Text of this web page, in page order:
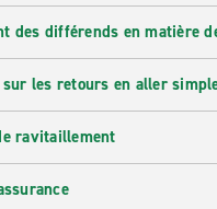
des différends en matière
les retours en aller
ravitaillement